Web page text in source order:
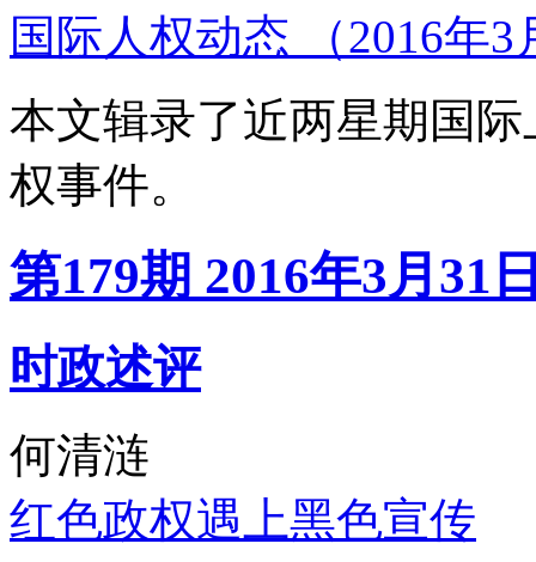
国际人权动态 （2016年
本文辑录了近两星期国
权事件。
第179期 2016年3月31
时政述评
何清涟
红色政权遇上黑色宣传